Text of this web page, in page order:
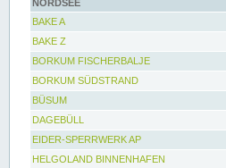
NORDSEE
BAKE A
BAKE Z
BORKUM FISCHERBALJE
BORKUM SÜDSTRAND
BÜSUM
DAGEBÜLL
EIDER-SPERRWERK AP
HELGOLAND BINNENHAFEN